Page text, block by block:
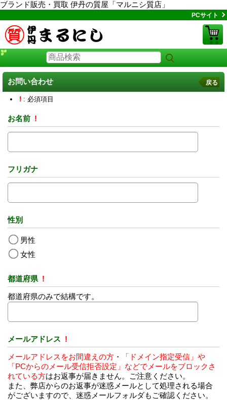
ブランド販売・買取 伊丹の質屋「マルニシ質店」
PCサイト
お問い合わせ 戻る
! : 必須項目
お名前 !
フリガナ
性別
男性
女性
都道府県 !
都道府県のみで結構です。
メールアドレス !
メールアドレスをお間違えの方 ・
「ドメイン指定受信」や
「PCからのメール受信拒否設定」などでメールをブロックさ
れている方はお返事が届きません。ご注意ください。
また、弊店からのお返事が迷惑メールとして処理される場合
がございますので、迷惑メールフォルダもご確認ください。